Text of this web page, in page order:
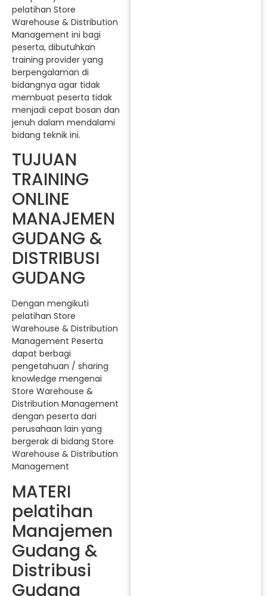
pelatihan Store
Warehouse & Distribution
Management ini bagi
peserta, dibutuhkan
training provider yang
berpengalaman di
bidangnya agar tidak
membuat peserta tidak
menjadi cepat bosan dan
jenuh dalam mendalami
bidang teknik ini.
TUJUAN
TRAINING
ONLINE
MANAJEMEN
GUDANG &
DISTRIBUSI
GUDANG
Dengan mengikuti
pelatihan Store
Warehouse & Distribution
Management Peserta
dapat berbagi
pengetahuan / sharing
knowledge mengenai
Store Warehouse &
Distribution Management
dengan peserta dari
perusahaan lain yang
bergerak di bidang Store
Warehouse & Distribution
Management
MATERI
pelatihan
Manajemen
Gudang &
Distribusi
Gudang